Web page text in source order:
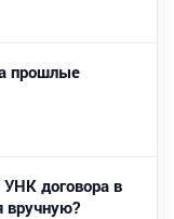
прошлые
договора в
вручную?